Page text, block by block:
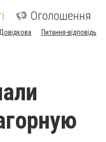
Оголошення
Довідкова Питання-відповідь